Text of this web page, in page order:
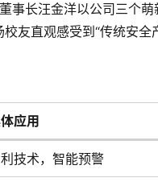
事长汪金洋以公司三个
友直观感受到“传统安全
应用
技术，智能预警